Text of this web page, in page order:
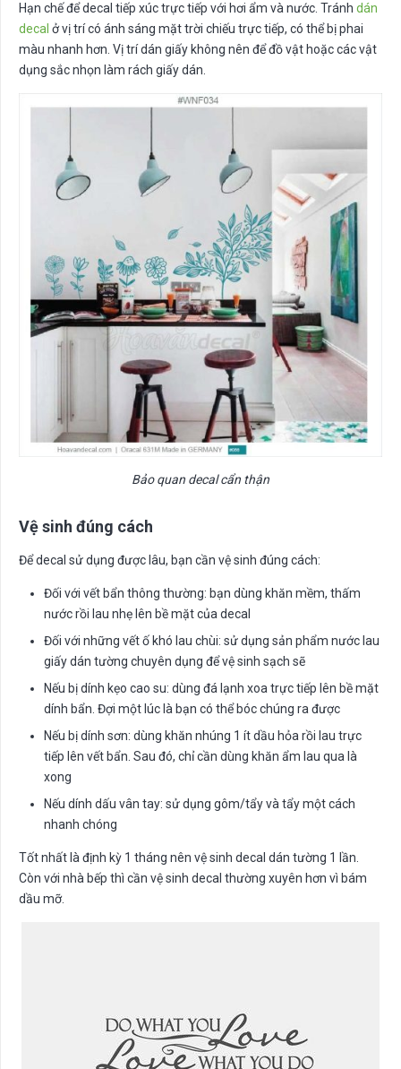
Hạn chế để decal tiếp xúc trực tiếp với hơi ẩm và nước. Tránh dán
decal ở vị trí có ánh sáng mặt trời chiếu trực tiếp, có thể bị phai
màu nhanh hơn. Vị trí dán giấy không nên để đồ vật hoặc các vật
dụng sắc nhọn làm rách giấy dán.
Bảo quan decal cẩn thận
Vệ sinh đúng cách
Để decal sử dụng được lâu, bạn cần vệ sinh đúng cách:
Đối với vết bẩn thông thường: bạn dùng khăn mềm, thấm
nước rồi lau nhẹ lên bề mặt của decal
Đối với những vết ố khó lau chùi: sử dụng sản phẩm nước lau
giấy dán tường chuyên dụng để vệ sinh sạch sẽ
Nếu bị dính kẹo cao su: dùng đá lạnh xoa trực tiếp lên bề mặt
dính bẩn. Đợi một lúc là bạn có thể bóc chúng ra được
Nếu bị dính sơn: dùng khăn nhúng 1 ít dầu hỏa rồi lau trực
tiếp lên vết bẩn. Sau đó, chỉ cần dùng khăn ẩm lau qua là
xong
Nếu dính dấu vân tay: sử dụng gôm/tẩy và tẩy một cách
nhanh chóng
Tốt nhất là định kỳ 1 tháng nên vệ sinh decal dán tường 1 lần.
Còn với nhà bếp thì cần vệ sinh decal thường xuyên hơn vì bám
dầu mỡ.